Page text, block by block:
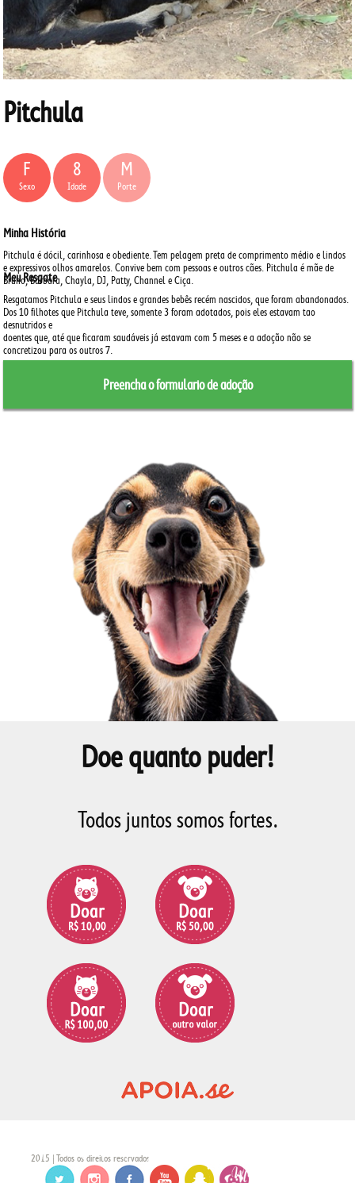
Pitchula
F
Sexo
8
Idade
M
Porte
Minha História
Pitchula é dócil, carinhosa e obediente. Tem pelagem preta de comprimento médio e lindos
e expressivos olhos amarelos. Convive bem com pessoas e outros cães. Pitchula é mãe de
Bruno, Bárbara, Chayla, DJ, Patty, Channel e Ciça.
Meu Resgate
Resgatamos Pitchula e seus lindos e grandes bebês recém nascidos, que foram abandonados.
Dos 10 filhotes que Pitchula teve, somente 3 foram adotados, pois eles estavam tao
desnutridos e
doentes que, até que ficaram saudáveis já estavam com 5 meses e a adoção não se
concretizou para os outros 7.
Preencha o formulario de adoção
Doe quanto puder!
Todos juntos somos fortes.
2015 | Todos os direitos reservados